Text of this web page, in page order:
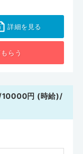
詳細を見る
らう
10000円 (時給)/